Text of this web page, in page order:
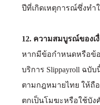
ปีที่เกิดเหตุการณ์ซึ่งทำ
12. ความสมบูรณ์ของเ
หากมีข้อกำหนดหรือข้อ
บริการ Slippayroll ฉบั
ตามกฎหมายไทย ให้ถื
ตกเป็นโมฆะหรือใช้บั